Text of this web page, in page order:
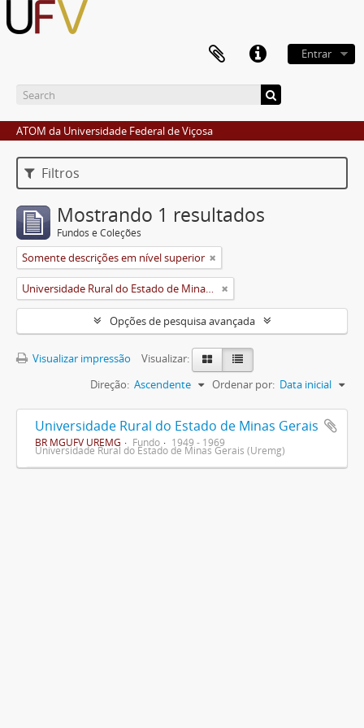
Entrar
ATOM da Universidade Federal de Viçosa
Filtros
Mostrando 1 resultados
Fundos e Coleções
Somente descrições em nível superior
Universidade Rural do Estado de Minas Gerais (Uremg)
Opções de pesquisa avançada
Visualizar impressão
Visualizar:
Ordenar por: Data inicial
Direção: Ascendente
Universidade Rural do Estado de Minas Gerais
BR MGUFV UREMG Fundo 1949 - 1969
Universidade Rural do Estado de Minas Gerais (Uremg)